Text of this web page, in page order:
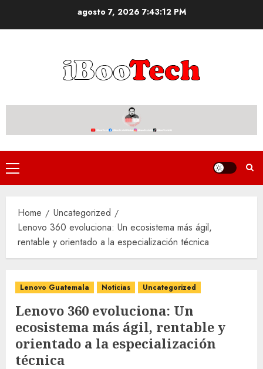
agosto 7, 2026 7:43:12 PM
Primary
Menu
Home
Uncategorized
Lenovo 360 evoluciona: Un ecosistema más ágil,
rentable y orientado a la especialización técnica
Lenovo Guatemala Noticias Uncategorized
Lenovo 360 evoluciona: Un
ecosistema más ágil, rentable y
orientado a la especialización
técnica